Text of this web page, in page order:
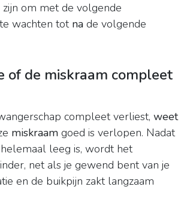
om met de volgende
wachten tot na de volgende
of de miskraam compleet
compleet verliest, weet
miskraam goed is verlopen. Nadat
leeg is, wordt het
net als je gewend bent van je
en de buikpijn zakt langzaam